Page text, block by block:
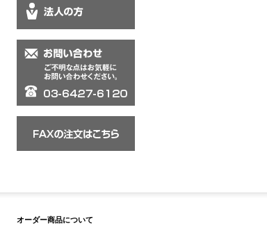
オーダー商品について